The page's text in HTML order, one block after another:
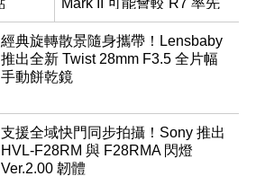
Mark II 可能會較 R7 率先
推出
經典旋轉散景隨身攜帶！Lensbaby
推出全新 Twist 28mm F3.5 全片幅
手動餅乾鏡
支援全域快門同步拍攝！Sony 推出
HVL-F28RM 與 F28RMA 閃燈
Ver.2.00 韌體